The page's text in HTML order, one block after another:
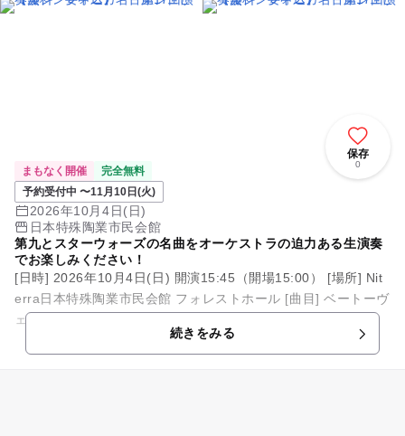
保存
0
まもなく開催
完全無料
予約受付中 〜11月10日(火)
2026年10月4日(日)
日本特殊陶業市民会館
第九とスターウォーズの名曲をオーケストラの迫力ある生演奏
でお楽しみください！
[日時] 2026年10月4日(日) 開演15:45（開場15:00） [場所] Nit
erra日本特殊陶業市民会館 フォレストホール [曲目] ベートーヴ
ェン《マーラ...
続きをみる